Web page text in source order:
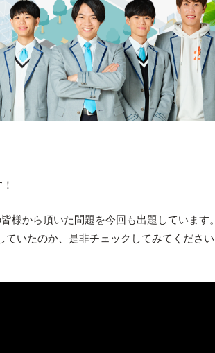
様から頂いた問題を今回も出題しています。
ていたのか、是非チェックしてみてください